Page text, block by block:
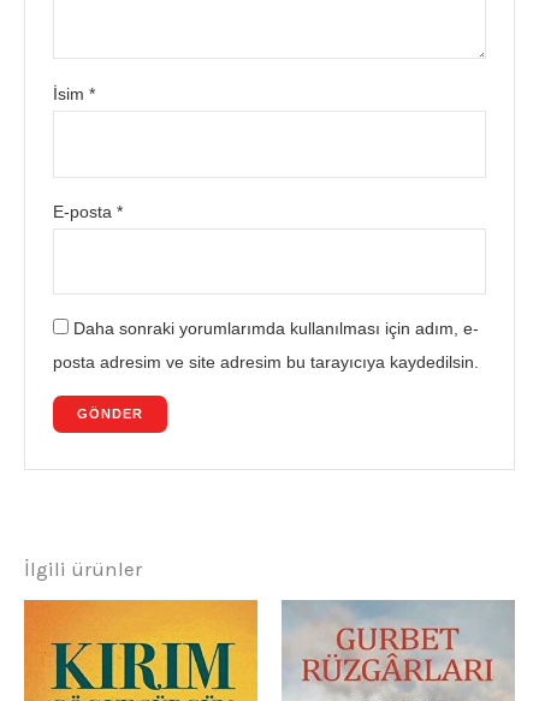
İsim*
E-posta*
Daha sonraki yorumlarımda kullanılması için adım, e-
posta adresim ve site adresim bu tarayıcıya kaydedilsin.
İlgili ürünler